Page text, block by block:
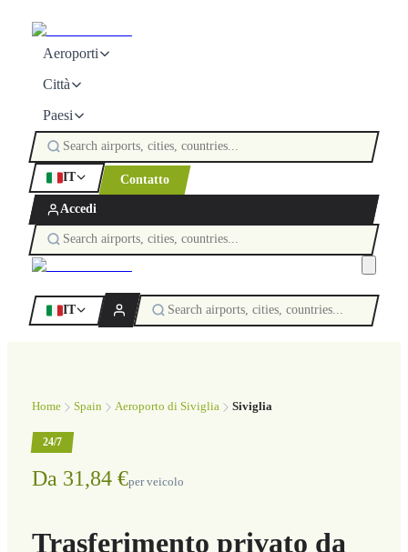
Aeroporti
Città
Paesi
IT Contatto
Accedi
IT
Home Spain Aeroporto di Siviglia Siviglia
24/7
Da 31,84 €per veicolo
Trasferimento privato da